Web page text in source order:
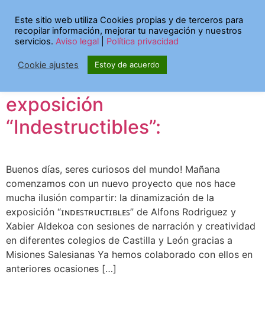
Etiqueta:misiones
salesianas
Dinamización de la
exposición
“Indestructibles”:
Buenos días, seres curiosos del mundo! Mañana
comenzamos con un nuevo proyecto que nos hace
mucha ilusión compartir: la dinamización de la
exposición “ɪɴᴅᴇꜱᴛʀᴜᴄᴛɪʙʟᴇꜱ” de Alfons Rodriguez y
Xabier Aldekoa con sesiones de narración y creatividad
en diferentes colegios de Castilla y León gracias a
Misiones Salesianas Ya hemos colaborado con ellos en
anteriores ocasiones […]
Este sitio web utiliza Cookies propias y de terceros para
recopilar información, mejorar tu navegación y nuestros
servicios. Aviso legal Política privacidad
Cookie ajustes Estoy de acuerdo